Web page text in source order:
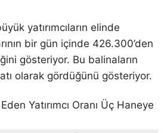
yatırımcıların elinde
bir gün içinde 426.300’den
gösteriyor. Bu balinaların
olarak gördüğünü gösteriyor.